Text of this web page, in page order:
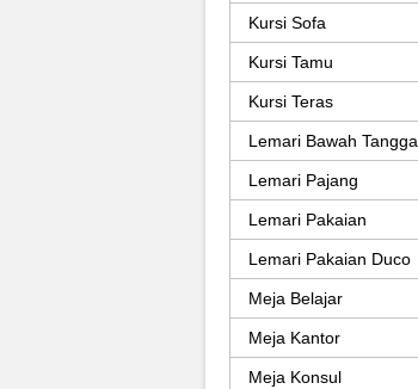
Kursi Sofa
Kursi Tamu
Kursi Teras
Lemari Bawah Tangga
Lemari Pajang
Lemari Pakaian
Lemari Pakaian Duco
Meja Belajar
Meja Kantor
Meja Konsul